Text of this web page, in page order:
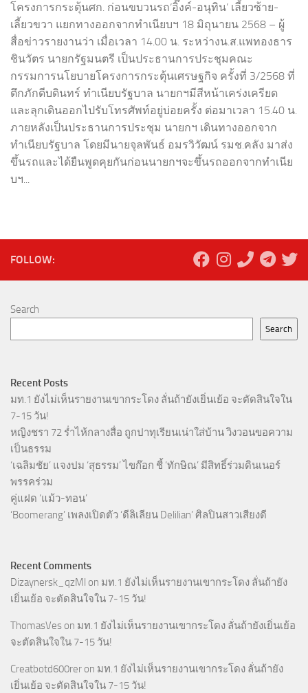
โครงการกระตุ้นศก. ก่อนขบวนรถ‘อิ๊งค์-อนุทิน’ เลี้ยวซ้าย-
เลี้ยวขวา แยกทางออกจากทำเนียบฯ 18 มิถุนายน 2568 – ผู้
สื่อข่าวรายงานว่า เมื่อเวลา 14.00 น. ระหว่างน.ส.แพทองธาร
ชินวัตร นายกรัฐมนตรี เป็นประธานการประชุมคณะ
กรรมการนโยบายโครงการกระตุ้นเศรษฐกิจ ครั้งที่ 3/2568 ที่
ตึกภักดีบดินทร์ ทำเนียบรัฐบาล นายกฯมีสีหน้าเคร่งเครียด
และลุกเดินออกไปรับโทรศัพท์อยู่บ่อยครั้ง ต่อมาเวลา 15.40 น.
ภายหลังเป็นประธานการประชุม นายกฯ เดินทางออกจาก
ทำเนียบรัฐบาล โดยมีนายจุลพันธ์ อมรวิวัฒน์ รมช.คลัง มาส่ง
ขึ้นรถและได้ยืนพูดคุยกันก่อนนายกฯจะขึ้นรถออกจากทำเนีย
บฯ...
FOLLOW:
Search
Search
Recent Posts
มท.1 ยังไม่เห็นรายงานเขากระโดง ลั่นถ้ายังเยิ่นเย้อ จะตัดสินใจใน
7-15 วัน!
หญิงชรา 72 ร่ำไห้กลางสื่อ ถูกปาทุเรียนเน่าใส่บ้าน วิงวอนขอความ
เป็นธรรม
‘เฉลิมชัย’ แจงปม ‘สุธรรม’ ไขก๊อก ชี้ ‘ทักษิณ’ มีสิทธิ์ร่วมดินเนอร์
พรรคร่วม
คู่แฝด ‘แม้ว-ทอน’
‘Boomerang’ เพลงเปิดตัว ‘ดีลิเลียน Delilian’ ศิลปินสาวเสียงดี
Recent Comments
Dizaynersk_qzMl on มท.1 ยังไม่เห็นรายงานเขากระโดง ลั่นถ้ายัง
เยิ่นเย้อ จะตัดสินใจใน 7-15 วัน!
ThomasVes on มท.1 ยังไม่เห็นรายงานเขากระโดง ลั่นถ้ายังเยิ่นเย้อ
จะตัดสินใจใน 7-15 วัน!
Creatbotd600rer on มท.1 ยังไม่เห็นรายงานเขากระโดง ลั่นถ้ายัง
เยิ่นเย้อ จะตัดสินใจใน 7-15 วัน!